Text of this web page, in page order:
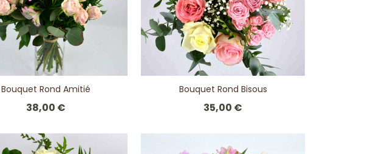
Bouquet Rond Amitié
38,00 €
Bouquet Rond Bisous
35,00 €